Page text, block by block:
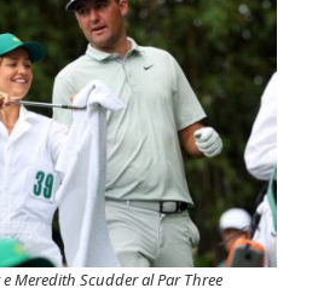
e Meredith Scudder al Par Three